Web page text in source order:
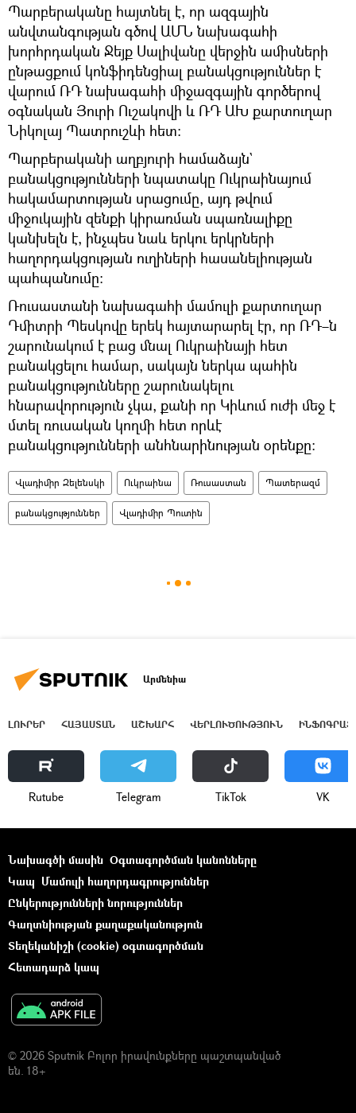
Պարբերականը հայտնել է, որ ազգային
անվտանգության գծով ԱՄՆ նախագահի
խորհրդական Ջեյք Սալիվանը վերջին ամիսների
ընթացքում կոնֆիդենցիալ բանակցություններ է
վարում ՌԴ նախագահի միջազգային գործերով
օգնական Յուրի Ուշակովի և ՌԴ ԱԽ քարտուղար
Նիկոլայ Պատրուշևի հետ։
Պարբերականի աղբյուրի համաձայն`
բանակցությունների նպատակը Ուկրաինայում
հակամարտության սրացումը, այդ թվում
միջուկային զենքի կիրառման սպառնալիքը
կանխելն է, ինչպես նաև երկու երկրների
հաղորդակցության ուղիների հասանելիության
պահպանումը։
Ռուսաստանի նախագահի մամուլի քարտուղար
Դմիտրի Պեսկովը երեկ հայտարարել էր, որ ՌԴ–ն
շարունակում է բաց մնալ Ուկրաինայի հետ
բանակցելու համար, սակայն ներկա պահին
բանակցությունները շարունակելու
հնարավորություն չկա, քանի որ Կիևում ուժի մեջ է
մտել ռուսական կողմի հետ որևէ
բանակցությունների անհնարինության օրենքը։
Վլադիմիր Զելենսկի Ուկրաինա Ռուսաստան Պատերազմ
բանակցություններ Վլադիմիր Պուտին
Արմենիա
ԼՈՒՐԵՐ ՀԱՅԱՍՏԱՆ ԱՇԽԱՐՀ ՎԵՐԼՈՒԾՈՒԹՅՈՒՆ
Rutube Telegram ТikТоk VK
Նախագծի մասին Օգտագործման կանոնները
Կապ Մամուլի հաղորդագրություններ
Ընկերությունների նորություններ
Գաղտնիության քաղաքականություն
Տեղեկանիշի (cookie) օգտագործման
Հետադարձ կապ
© 2026 Sputnik Բոլոր իրավունքները պաշտպանված
են. 18+